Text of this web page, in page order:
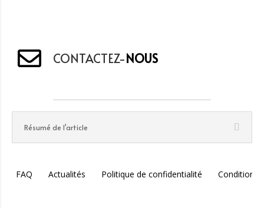
CONTACTEZ-NOUS
Résumé de l'article
FAQ Actualités Politique de confidentialité Conditions